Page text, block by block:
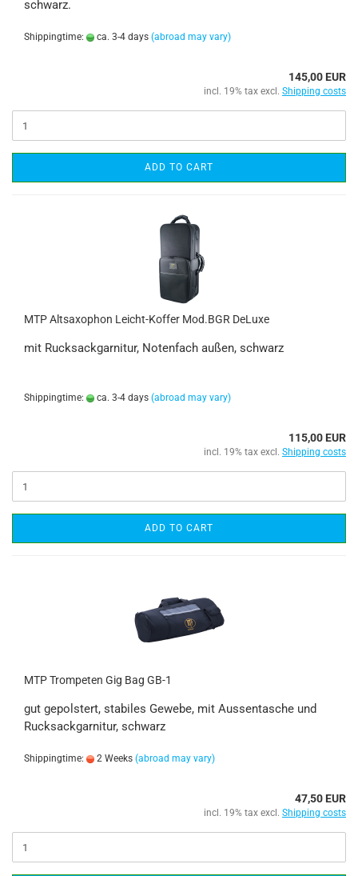
schwarz.
Shippingtime: ca. 3-4 days (abroad may vary)
145,00 EUR
incl. 19% tax excl. Shipping costs
ADD TO CART
MTP Altsaxophon Leicht-Koffer Mod.BGR DeLuxe
mit Rucksackgarnitur, Notenfach außen, schwarz
Shippingtime: ca. 3-4 days (abroad may vary)
115,00 EUR
incl. 19% tax excl. Shipping costs
ADD TO CART
MTP Trompeten Gig Bag GB-1
gut gepolstert, stabiles Gewebe, mit Aussentasche und
Rucksackgarnitur, schwarz
Shippingtime: 2 Weeks (abroad may vary)
47,50 EUR
incl. 19% tax excl. Shipping costs